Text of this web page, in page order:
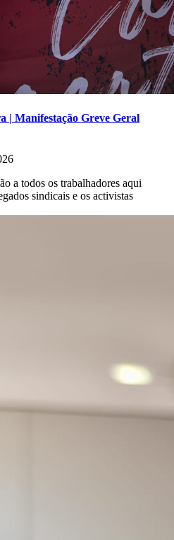
| Manifestação Greve Geral
a todos os trabalhadores aqui
sindicais e os activistas